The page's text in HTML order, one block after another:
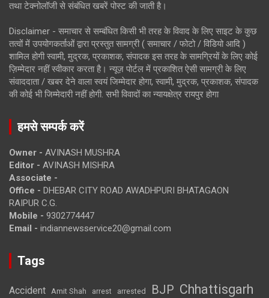
तथा टेक्नोलॉजी से संबंधित खबरें पोस्ट की जाती है।
Disclaimer - समाचार से सम्बंधित किसी भी तरह के विवाद के लिए साइट के कुछ
तत्वों में उपयोगकर्ताओं द्वारा प्रस्तुत सामग्री ( समाचार / फोटो / विडियो आदि )
शामिल होगी स्वामी, मुद्रक, प्रकाशक, संपादक इस तरह के सामग्रियों के लिए कोई
ज़िम्मेदार नहीं स्वीकार करता है। न्यूज़ पोर्टल में प्रकाशित ऐसी सामग्री के लिए
संवाददाता / खबर देने वाला स्वयं जिम्मेदार होगा, स्वामी, मुद्रक, प्रकाशक, संपादक
की कोई भी जिम्मेदारी नहीं होगी. सभी विवादों का न्यायक्षेत्र रायपुर होगा
हमसे सम्पर्क करें
Owner - AVINASH MUSHRA
Editor - AVINASH MISHRA
Associate -
Office - DHEBAR CITY ROAD AWADHPURI BHATAGAON
RAIPUR C.G.
Mobile - 9302774447
Email - indiannewsservice20@gmail.com
Tags
Accident Amit Shah arrest arrested BJP Chhattisgarh